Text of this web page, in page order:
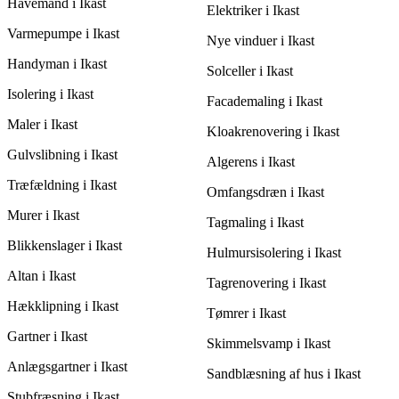
og udstyr. Ved at få 3 tilbud kan du bedre forstå
passende pris og service i Ikast.
Havemand i Ikast
Varmepumpe i Ikast
Handyman i Ikast
Isolering i Ikast
Maler i Ikast
Gulvslibning i Ikast
Træfældning i Ikast
Murer i Ikast
Blikkenslager i Ikast
Altan i Ikast
Hækklipning i Ikast
Gartner i Ikast
Anlægsgartner i Ikast
Elektriker i Ikast
Nye vinduer i Ikast
Solceller i Ikast
Facademaling i Ikast
Kloakrenovering i Ikast
Algerens i Ikast
Omfangsdræn i Ikast
Tagmaling i Ikast
Hulmursisolering i Ikast
Tagrenovering i Ikast
Tømrer i Ikast
Skimmelsvamp i Ikast
Sandblæsning af hus i Ikast